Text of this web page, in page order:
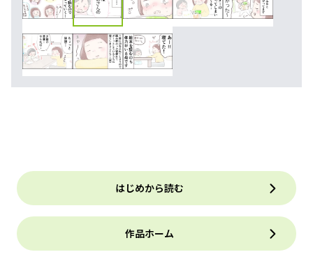
はじめから読む
作品ホーム